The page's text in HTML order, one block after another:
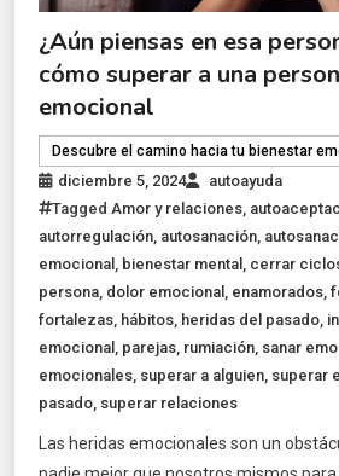
¿Aún piensas en esa
cómo superar a una
emocional
Descubre el camino hacia tu bienestar
diciembre 5, 2024
autoayuda
TaggedAmor y relaciones,
autorregulación, autosanación,
emocional , bienestar mental , cerrar
persona, dolor emocional , enamorados,
fortalezas, hábitos, heridas del pasado,
emocional , parejas, rumiación, sanar
emocionales, superar a alguien, superar
pasado, superar relaciones
Las heridas emocionales son un